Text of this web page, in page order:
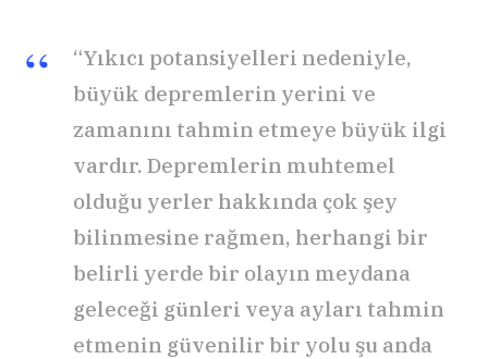
“Yıkıcı potansiyelleri nedeniyle,
büyük depremlerin yerini ve
zamanını tahmin etmeye büyük ilgi
vardır. Depremlerin muhtemel
olduğu yerler hakkında çok şey
bilinmesine rağmen, herhangi bir
belirli yerde bir olayın meydana
geleceği günleri veya ayları tahmin
etmenin güvenilir bir yolu şu anda